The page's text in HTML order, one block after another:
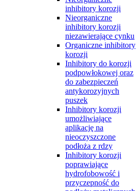
inhibitory korozji
Nieorganiczne
inhibitory korozji
niezawierające cynku
Organiczne inhibitory
korozji
Inhibitory do korozji
podpowłokowej oraz
do zabezpieczeń
antykorozyjnych
puszek
Inhibitory korozji
umożliwiające
aplikację na
nieoczyszczone
podłoża z rdzy
Inhibitory korozji
poprawiające
hydrofobowość i
przyczepność do